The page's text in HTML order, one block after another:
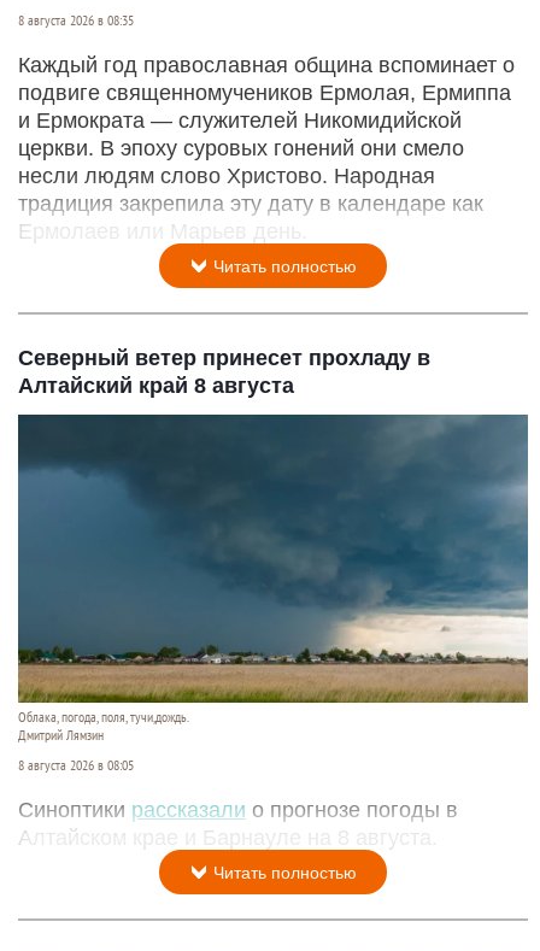
8 августа 2026 в 08:35
Каждый год православная община вспоминает о
подвиге священномучеников Ермолая, Ермиппа
и Ермократа — служителей Никомидийской
церкви. В эпоху суровых гонений они смело
несли людям слово Христово. Народная
традиция закрепила эту дату в календаре как
Ермолаев или Марьев день.
Читать полностью
Северный ветер принесет прохладу в
Алтайский край 8 августа
Облака, погода, поля, тучи,дождь.
Дмитрий Лямзин
8 августа 2026 в 08:05
Синоптики рассказали о прогнозе погоды в
Алтайском крае и Барнауле на 8 августа.
Читать полностью